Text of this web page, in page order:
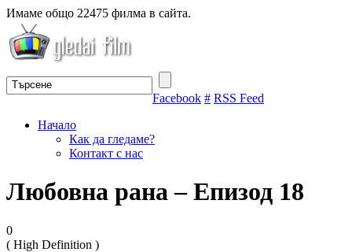
Имаме общо 22475 филма в сайта.
Facebook # RSS Feed
Начало
Как да гледаме?
Контакт с нас
Любовна рана – Епизод 18
0
( High Definition )